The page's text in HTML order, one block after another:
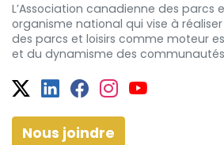
L’Association canadienne des parcs
organisme national qui vise à
des parcs et loisirs comme moteur
et du dynamisme des
Twitter
Facebook
Facebook
Instagram
YouTube
Nous joindre